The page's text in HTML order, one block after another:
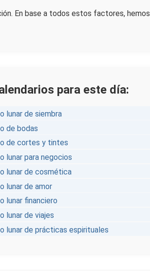
En base a todos estos factores, hemos
para este día:
lunar de siembra
de bodas
de cortes y tintes
lunar para negocios
lunar de cosmética
lunar de amor
lunar financiero
lunar de viajes
lunar de prácticas espirituales